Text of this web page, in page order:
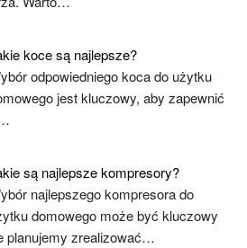
koce są najlepsze?
odpowiedniego koca do użytku
jest kluczowy, aby zapewnić
są najlepsze kompresory?
najlepszego kompresora do
domowego może być kluczowy
planujemy zrealizować…